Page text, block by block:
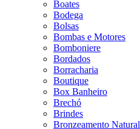
Boates
Bodega
Bolsas
Bombas e Motores
Bomboniere
Bordados
Borracharia
Boutique
Box Banheiro
Brechó
Brindes
Bronzeamento Natural